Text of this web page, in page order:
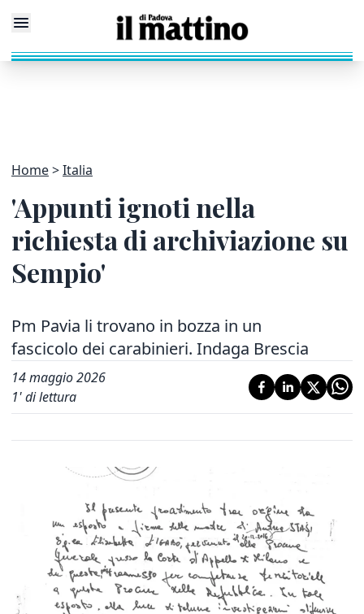
Home Italia
'Appunti ignoti nella
richiesta di archiviazione su
Sempio'
Pm Pavia li trovano in bozza in un
fascicolo dei carabinieri. Indaga Brescia
14 maggio 2026
1' di lettura